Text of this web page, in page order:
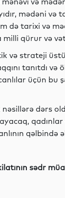
mədəni
də tarixi və
qürur və
və strateji
tanıtdı
üçün bu
nəsillərə dərs
sədr